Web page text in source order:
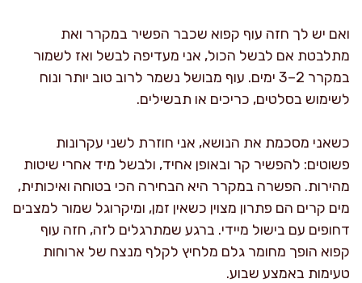
ואם יש לך חזה עוף קפוא שכבר הפשיר במקרר ואת
מתלבטת אם לבשל הכול, אני מעדיפה לבשל ואז לשמור
במקרר 2–3 ימים. עוף מבושל נשמר לרוב טוב יותר ונוח
לשימוש בסלטים, כריכים או תבשילים.
כשאני מסכמת את הנושא, אני חוזרת לשני עקרונות
פשוטים: להפשיר קר ובאופן אחיד, ולבשל מיד אחרי שיטות
מהירות. הפשרה במקרר היא הבחירה הכי בטוחה ואיכותית,
מים קרים הם פתרון מצוין כשאין זמן, ומיקרוגל שמור למצבים
דחופים עם בישול מיידי. ברגע שמתרגלים לזה, חזה עוף
קפוא הופך מחומר גלם מלחיץ לקלף מנצח של ארוחות
טעימות באמצע שבוע.